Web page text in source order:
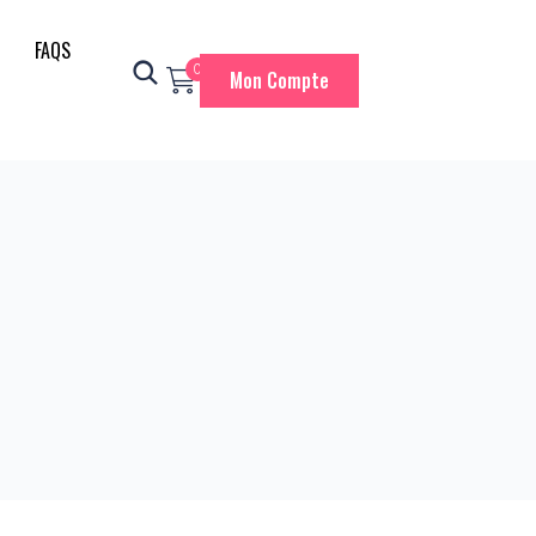
FAQS
0 Mon Compte